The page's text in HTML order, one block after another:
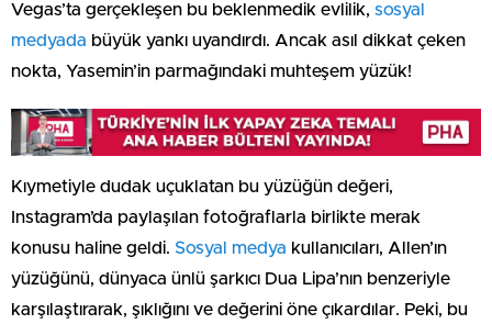
Vegas’ta gerçekleşen bu beklenmedik evlilik, sosyal
medyada büyük yankı uyandırdı. Ancak asıl dikkat çeken
nokta, Yasemin’in parmağındaki muhteşem yüzük!
Kıymetiyle dudak uçuklatan bu yüzüğün değeri,
Instagram’da paylaşılan fotoğraflarla birlikte merak
konusu haline geldi. Sosyal medya kullanıcıları, Allen’ın
yüzüğünü, dünyaca ünlü şarkıcı Dua Lipa’nın benzeriyle
karşılaştırarak, şıklığını ve değerini öne çıkardılar. Peki, bu